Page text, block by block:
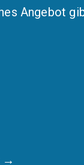
Angebot
→